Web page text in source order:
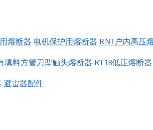
熔断器 电机保护用熔断器 RN1户内高压
填料方管刀型触头熔断器 RT18低压熔断器
避雷器配件